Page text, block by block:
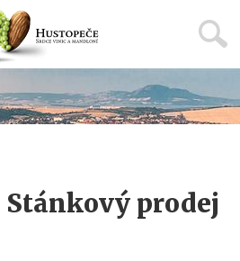
Stánkový prodej